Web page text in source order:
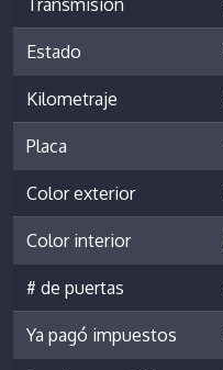
Transmisión
Estado
Kilometraje
Placa
Color exterior
Color interior
# de puertas
Ya pagó impuestos